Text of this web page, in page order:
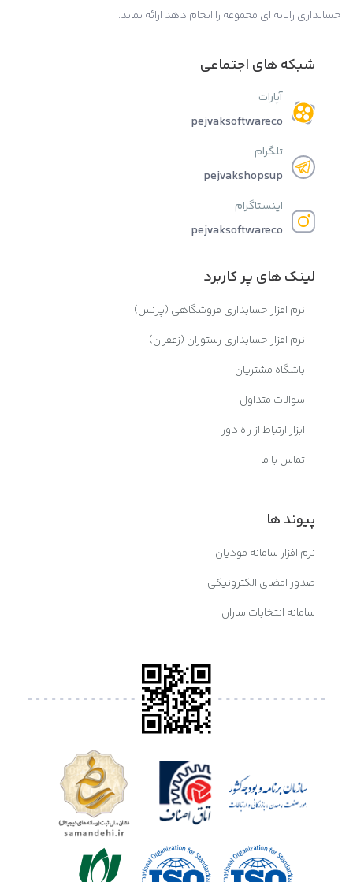
حسابداری رایانه ای مجموعه را انجام دهد ارائه نماید.
شبکه های اجتماعی
آپارات
pejvaksoftwareco
تلگرام
pejvakshopsup
اینستاگرام
pejvaksoftwareco
لینک های پر کاربرد
نرم افزار حسابداری فروشگاهی (پرنس)
نرم افزار حسابداری رستوران (زعفران)
باشگاه مشتریان
سوالات متداول
ابزار ارتباط از راه دور
تماس با ما
پیوند ها
نرم افزار سامانه مودیان
صدور امضای الکترونیکی
سامانه انتخابات ساران